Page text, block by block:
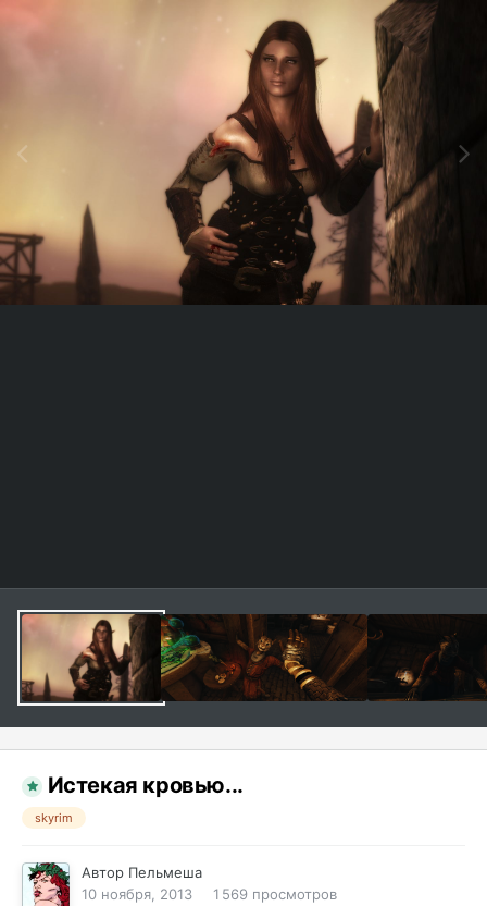
Истекая кровью...
skyrim
Автор Пельмеша
10 ноября, 2013
1 569 просмотров